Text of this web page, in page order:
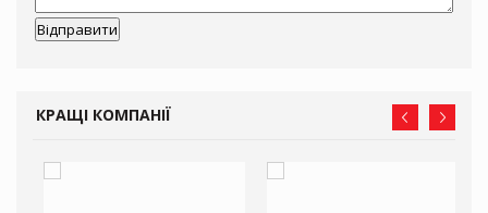
КРАЩІ КОМПАНІЇ